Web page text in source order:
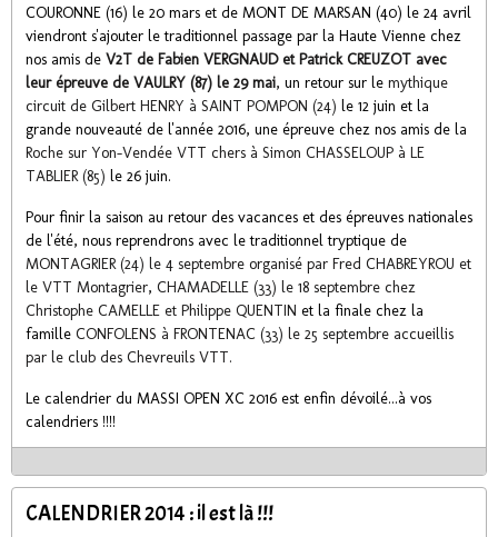
COURONNE (16) le 20 mars et de MONT DE MARSAN (40) le 24 avril
viendront s'ajouter le traditionnel passage par la Haute Vienne chez
nos amis de V2T de Fabien VERGNAUD et Patrick CREUZOT avec
leur épreuve de VAULRY (87) le 29 mai, un retour sur le mythique
circuit de Gilbert HENRY à SAINT POMPON (24) le 12 juin et la
grande nouveauté de l'année 2016, une épreuve chez nos amis de la
Roche sur Yon-Vendée VTT chers à Simon CHASSELOUP à LE
TABLIER (85) le 26 juin.
Pour finir la saison au retour des vacances et des épreuves nationales
de l'été, nous reprendrons avec le traditionnel tryptique de
MONTAGRIER (24) le 4 septembre organisé par Fred CHABREYROU et
le VTT Montagrier, CHAMADELLE (33) le 18 septembre chez
Christophe CAMELLE et Philippe QUENTIN et la finale chez la
famille CONFOLENS à FRONTENAC (33) le 25 septembre accueillis
par le club des Chevreuils VTT.
Le calendrier du MASSI OPEN XC 2016 est enfin dévoilé...à vos
calendriers !!!!
CALENDRIER 2014 : il est là !!!